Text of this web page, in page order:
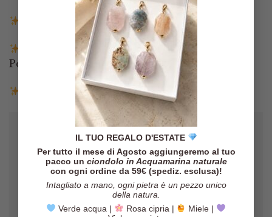
IL TUO REGALO D'ESTATE
Per tutto il mese di Agosto aggiungeremo al tuo
pacco un ciondolo in Acquamarina naturale
con ogni ordine da 59€ (spediz. esclusa)!
Intagliato a mano, ogni pietra è un pezzo unico
della natura.
Verde acqua |
Rosa cipria |
Miele |
Spedizione entro 3 giorni lavorativi
Pagamenti tramite Paypal, Carta di credito,
Postepay e Scalapay
Resi entro 14 giorni